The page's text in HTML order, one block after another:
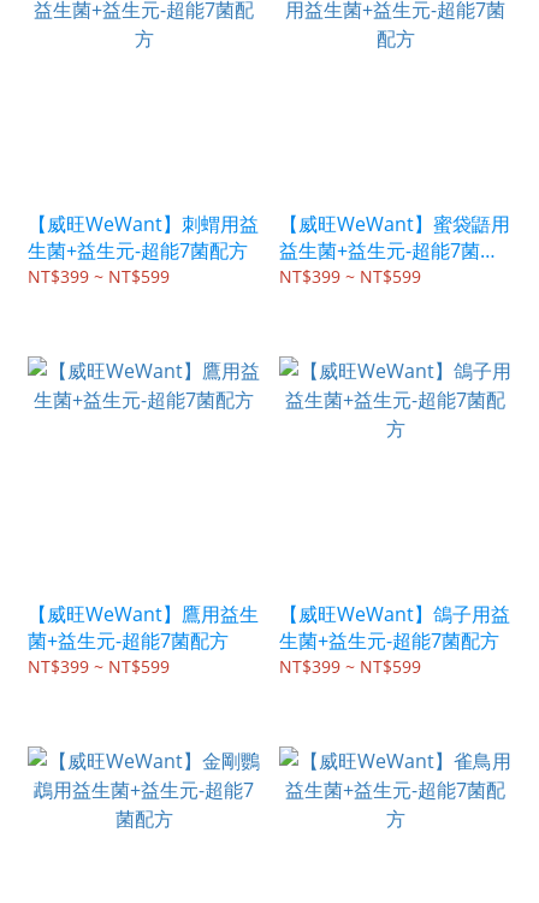
【威旺WeWant】刺蝟用益
生菌+益生元-超能7菌配方
NT$399 ~ NT$599
【威旺WeWant】蜜袋鼯用
益生菌+益生元-超能7菌配
方
NT$399 ~ NT$599
【威旺WeWant】鷹用益生
菌+益生元-超能7菌配方
NT$399 ~ NT$599
【威旺WeWant】鴿子用益
生菌+益生元-超能7菌配方
NT$399 ~ NT$599